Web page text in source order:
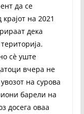
да се
на 2021
дека
сè уште
вчера не
на сурова
барели на
досега оваа